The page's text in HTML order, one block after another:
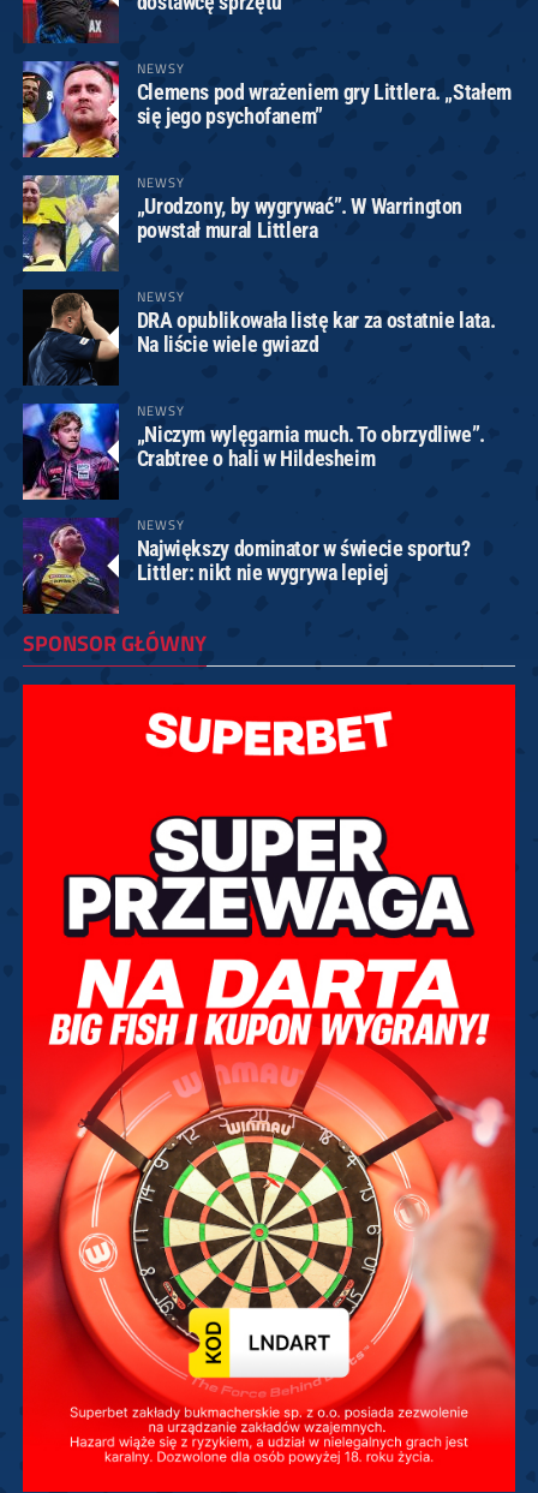
NEWSY
Clemens pod wrażeniem gry Littlera. „Stałem
się jego psychofanem”
NEWSY
„Urodzony, by wygrywać”. W Warrington
powstał mural Littlera
NEWSY
DRA opublikowała listę kar za ostatnie lata.
Na liście wiele gwiazd
NEWSY
„Niczym wylęgarnia much. To obrzydliwe”.
Crabtree o hali w Hildesheim
NEWSY
Największy dominator w świecie sportu?
Littler: nikt nie wygrywa lepiej
SPONSOR GŁÓWNY